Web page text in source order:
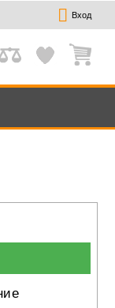
Вход